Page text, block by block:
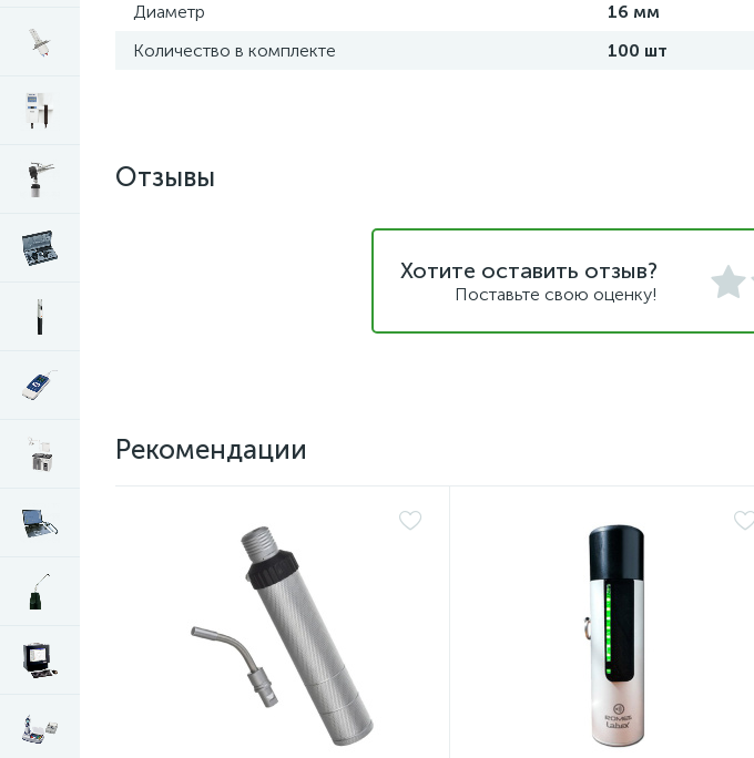
Диаметр
16 мм
Количество в комплекте
100 шт
Отзывы
Хотите оставить отзыв?
Поставьте свою оценку!
Рекомендации